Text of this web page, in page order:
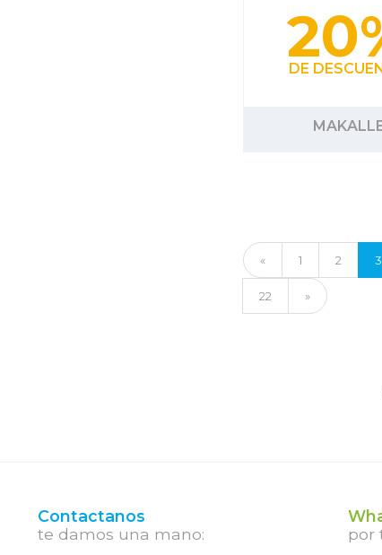
DE
« 1 2 3
22 »
Contactanos
te damos una mano:
por